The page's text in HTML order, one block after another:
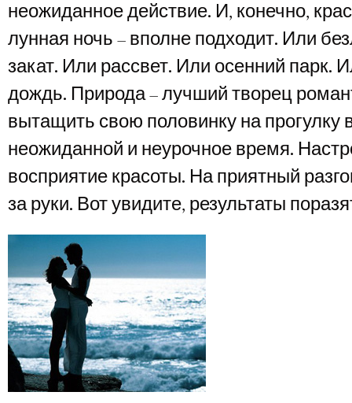
неожиданное действие. И, конечно,
лунная ночь – вполне подходит. Или
закат. Или рассвет. Или осенний парк.
дождь. Природа – лучший творец
вытащить свою половинку на прогулку
неожиданной и неурочное время.
восприятие красоты. На приятный
за руки. Вот увидите, результаты